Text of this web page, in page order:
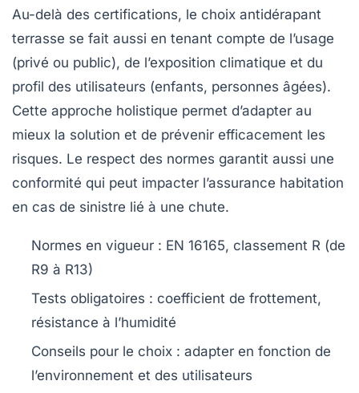
Au-delà des certifications, le choix antidérapant
terrasse se fait aussi en tenant compte de l’usage
(privé ou public), de l’exposition climatique et du
profil des utilisateurs (enfants, personnes âgées).
Cette approche holistique permet d’adapter au
mieux la solution et de prévenir efficacement les
risques. Le respect des normes garantit aussi une
conformité qui peut impacter l’assurance habitation
en cas de sinistre lié à une chute.
Normes en vigueur : EN 16165, classement R (de
R9 à R13)
Tests obligatoires : coefficient de frottement,
résistance à l’humidité
Conseils pour le choix : adapter en fonction de
l’environnement et des utilisateurs